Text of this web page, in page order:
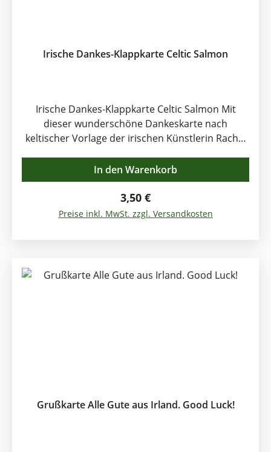
Irische Dankes-Klappkarte Celtic Salmon
Irische Dankes-Klappkarte Celtic Salmon Mit
dieser wunderschöne Dankeskarte nach
keltischer Vorlage der irischen Künstlerin Rachel
Bedanken Sie sich zweisprachig! Thank You
(englisch) Go Raibh míile maith agat (gälisch)
Irische Dankeschön-Karte mit keltischem
Lachsmotiv. Klappkarte. Innen blank, Format 12,5
Regulärer Preis:
3,50 €
Preise inkl. MwSt. zzgl. Versandkosten
In den Warenkorb
Grußkarte Alle Gute aus Irland. Good Luck!